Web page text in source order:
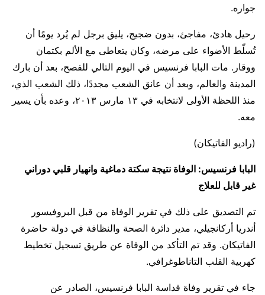
جواره.
رحيل هادئ، مفاجئ، بدون ضجيج، يليق برجل لم يُرد يومًا أن
تُسلّط الأضواء على مرضه، وكان يتعاطى مع الألم بكتمان
ووقار. مات البابا فرنسيس في اليوم التالي للفصح، بعد أن بارك
المدينة والعالم، وبعد أن عانق الشعب مجددًا، ذلك الشعب الذي،
منذ اللحظة الأولى لانتخابه في ١٣ مارس ٢٠١٣، وعده بأن يسير
معه.
(راديو الفاتيكان)
البابا فرنسيس: الوفاة نتيجة سكتة دماغية وانهيار قلبي دوراني
غير قابل للعلاج
تم التصديق على ذلك في تقرير الوفاة من قبل البروفيسور
أندريا أركانجيلي، مدير دائرة الصحة والنظافة في دولة حاضرة
الفاتيكان. وقد تم التأكد من الوفاة عن طريق تسجيل تخطيط
كهربية القلب التاناطوغرافي.
جاء في تقرير وفاة قداسة البابا فرنسيس، الصادر عن